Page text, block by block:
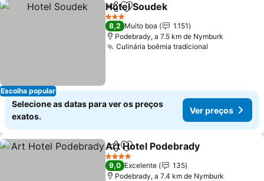
Escolha popular
PartilharAdicionar aos favoritos
Hotel Soudek
3 Estrelas
8,2 Muito boa
1.151
Podebrady, a 7.5 km de Nymburk
Culinária boêmia tradicional
Selecione as datas para ver os preços
exatos.
Ver preços
PartilharAdicionar aos favoritos
Art Hotel Podebrady
4 Estrelas
9,0 Excelente
135
Podebrady, a 7.4 km de Nymburk